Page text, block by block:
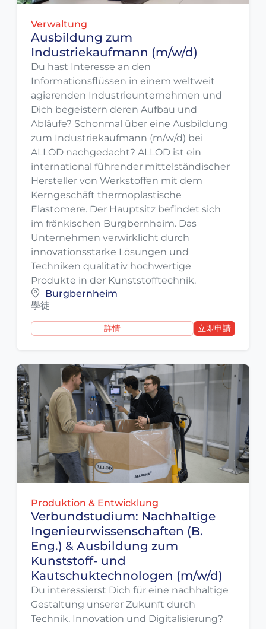
Verwaltung
Ausbildung zum
Industriekaufmann (m/w/d)
Du hast Interesse an den
Informationsflüssen in einem weltweit
agierenden Industrieunternehmen und
Dich begeistern deren Aufbau und
Abläufe? Schonmal über eine Ausbildung
zum Industriekaufmann (m/w/d) bei
ALLOD nachgedacht? ALLOD ist ein
international führender mittelständischer
Hersteller von Werkstoffen mit dem
Kerngeschäft thermoplastische
Elastomere. Der Hauptsitz befindet sich
im fränkischen Burgbernheim. Das
Unternehmen verwirklicht durch
innovationsstarke Lösungen und
Techniken qualitativ hochwertige
Produkte in der Kunststofftechnik.
Burgbernheim
學徒
詳情 立即申請
Produktion & Entwicklung
Verbundstudium: Nachhaltige
Ingenieurwissenschaften (B.
Eng.) & Ausbildung zum
Kunststoff- und
Kautschuktechnologen (m/w/d)
Du interessierst Dich für eine nachhaltige
Gestaltung unserer Zukunft durch
Technik, Innovation und Digitalisierung?